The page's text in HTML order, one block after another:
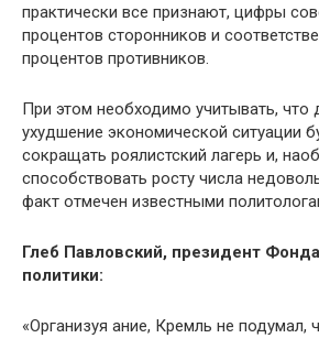
практически все признают, цифры
процентов сторонников и
процентов противников.
При этом необходимо учитывать, что
ухудшение экономической ситуации
сокращать роялистский лагерь и,
способствовать росту числа
факт отмечен известными
Глеб Павловский, президент
политики:
«Организуя ание, Кремль не подумал,